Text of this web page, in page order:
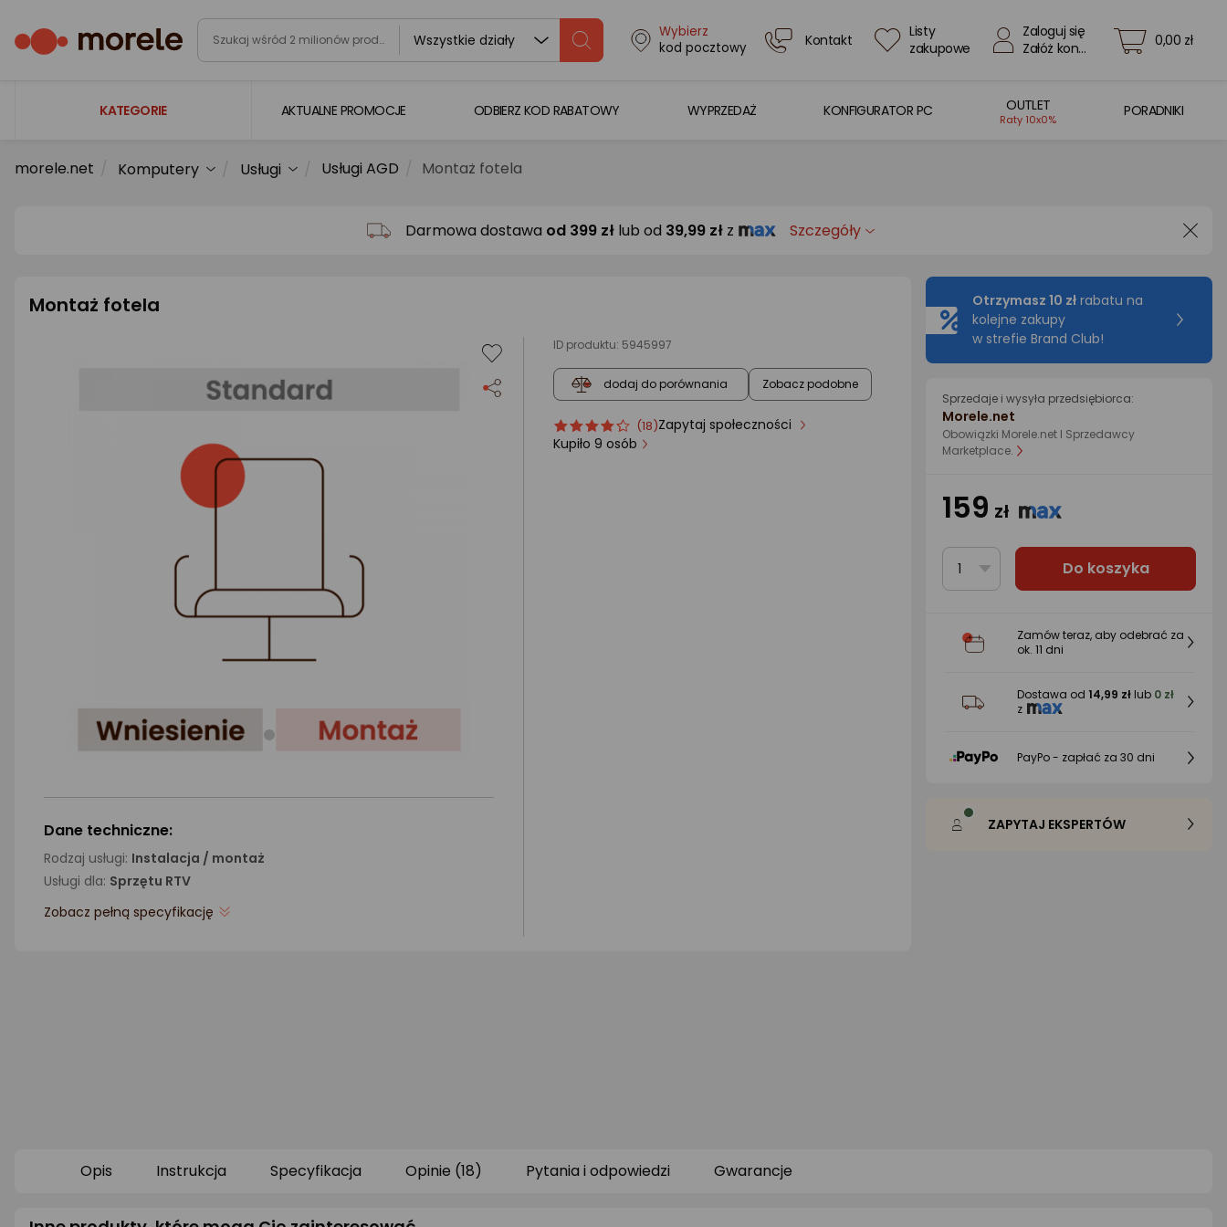
Wszystkie działy
Wybierz
kod pocztowy
Kontakt
Listy
zakupowe
Zaloguj się
Załóż konto
0,00 zł
KATEGORIE
Laptopy
Smartfony i smartwatche
AKTUALNE PROMOCJE ODBIERZ KOD RABATOWY WYPRZEDAŻ KONFIGURATOR PC OUTLET
Raty 10x0%
PORADNIKI
morele.net Komputery Usługi Usługi AGD Montaż fotela
Darmowa dostawa od 399 zł lub od 39,99 zł z Szczegóły
Montaż fotela
ID produktu: 5945997
dodaj do porównania Zobacz podobne
ocena
produktu
Ocena
produktu
(18)Zapytaj społeczności
Kupiło 9 osób
Dane techniczne:
Rodzaj usługi: Instalacja / montaż
Usługi dla: Sprzętu RTV
Zobacz pełną specyfikację
Otrzymasz 10 zł rabatu na
kolejne zakupy
w strefie Brand Club!
Sprzedaje i wysyła przedsiębiorca:
Morele.net
Obowiązki Morele.net I Sprzedawcy
Marketplace.
159 zł
1 Do koszyka
Zamów teraz, aby odebrać za
ok. 11 dni
Dostawa od 14,99 zł lub 0 zł
z
PayPo - zapłać za 30 dni
ZAPYTAJ EKSPERTÓW
Opis Instrukcja Specyfikacja Opinie (18) Pytania i odpowiedzi Gwarancje